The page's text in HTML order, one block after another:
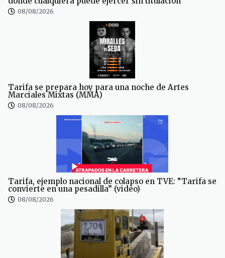
08/08/2026
Tarifa se prepara hoy para una noche de Artes
Marciales Mixtas (MMA)
08/08/2026
Tarifa, ejemplo nacional de colapso en TVE: “Tarifa se
convierte en una pesadilla” (video)
08/08/2026